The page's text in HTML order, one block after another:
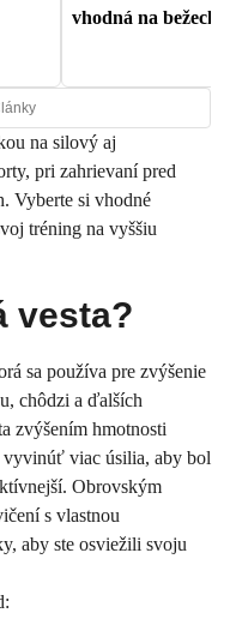
vhodná na
na silový aj
pri zahrievaní pred
Vyberte si vhodné
tréning na vyššiu
vesta?
sa používa pre zvýšenie
chôdzi a ďalších
zvýšením hmotnosti
vyvinúť viac úsilia, aby bol
Obrovským
s vlastnou
aby ste osviežili svoju